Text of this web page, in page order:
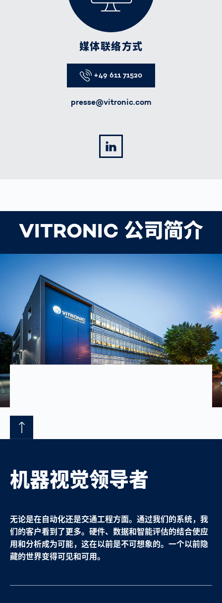
媒体联络方式
+49 611 71520
presse@vitronic.com
VITRONIC 公司简介
机器视觉领导者
无论是在自动化还是交通工程方面。通过我们的系统，我
们的客户看到了更多。硬件、数据和智能评估的结合使应
用和分析成为可能，这在以前是不可想象的。一个以前隐
藏的世界变得可见和可用。